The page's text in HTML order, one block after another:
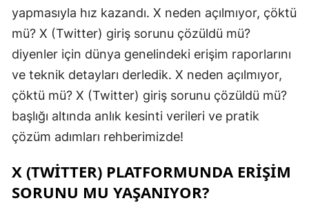
yapmasıyla hız kazandı. X neden açılmıyor, çöktü
mü? X (Twitter) giriş sorunu çözüldü mü?
diyenler için dünya genelindeki erişim raporlarını
ve teknik detayları derledik. X neden açılmıyor,
çöktü mü? X (Twitter) giriş sorunu çözüldü mü?
başlığı altında anlık kesinti verileri ve pratik
çözüm adımları rehberimizde!
X (TWITTER) PLATFORMUNDA ERIŞIM
SORUNU MU YAŞANIYOR?